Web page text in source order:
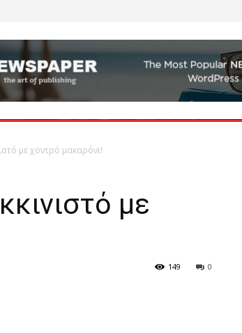
με χοντρό μακαρόνι!
με
0
149